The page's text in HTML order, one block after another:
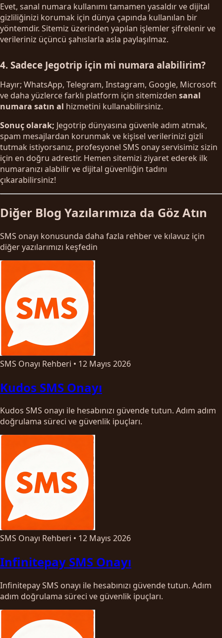
Evet, sanal numara kullanımı tamamen yasaldır ve dijital
gizliliğinizi korumak için dünya çapında kullanılan bir
yöntemdir. Sitemiz üzerinden yapılan işlemler şifrelenir ve
verileriniz üçüncü şahıslarla asla paylaşılmaz.
4. Sadece Jegotrip için mi numara alabilirim?
Hayır; WhatsApp, Telegram, Instagram, Google, Microsoft
ve daha yüzlerce farklı platform için sitemizden sanal
numara satın al hizmetini kullanabilirsiniz.
Sonuç olarak; Jegotrip dünyasına güvenle adım atmak,
spam mesajlardan korunmak ve kişisel verilerinizi gizli
tutmak istiyorsanız, profesyonel SMS onay servisimiz sizin
için en doğru adrestir. Hemen sitemizi ziyaret ederek ilk
numaranızı alabilir ve dijital güvenliğin tadını
çıkarabilirsiniz!
Diğer Blog Yazılarımıza da Göz Atın
SMS onayı konusunda daha fazla rehber ve kılavuz için
diğer yazılarımızı keşfedin
SMS Onayı Rehberi • 12 Mayıs 2026
Kudos SMS Onayı
Kudos SMS onayı ile hesabınızı güvende tutun. Adım adım
doğrulama süreci ve güvenlik ipuçları.
SMS Onayı Rehberi • 12 Mayıs 2026
Infinitepay SMS Onayı
Infinitepay SMS onayı ile hesabınızı güvende tutun. Adım
adım doğrulama süreci ve güvenlik ipuçları.